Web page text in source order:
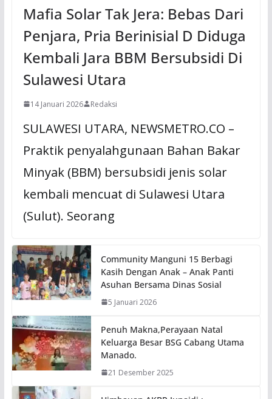
Mafia Solar Tak Jera: Bebas Dari
Penjara, Pria Berinisial D Diduga
Kembali Jara BBM Bersubsidi Di
Sulawesi Utara
14 Januari 2026 Redaksi
SULAWESI UTARA, NEWSMETRO.CO –
Praktik penyalahgunaan Bahan Bakar
Minyak (BBM) bersubsidi jenis solar
kembali mencuat di Sulawesi Utara
(Sulut). Seorang
Community Manguni 15 Berbagi
Kasih Dengan Anak – Anak Panti
Asuhan Bersama Dinas Sosial
5 Januari 2026
Penuh Makna,Perayaan Natal
Keluarga Besar BSG Cabang Utama
Manado.
21 Desember 2025